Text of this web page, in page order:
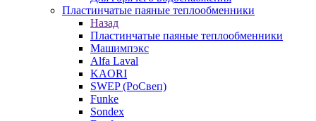
Пластинчатые паяные теплообменники
Назад
Пластинчатые паяные теплообменники
Машимпэкс
Alfa Laval
KAORI
SWEP (РоСвеп)
Funke
Sondex